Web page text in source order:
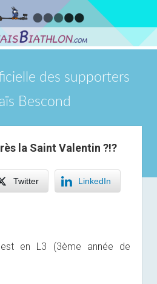
des supporters
Bescond
la Saint Valentin ?!?
Twitter LinkedIn
en L3 (3ème année de